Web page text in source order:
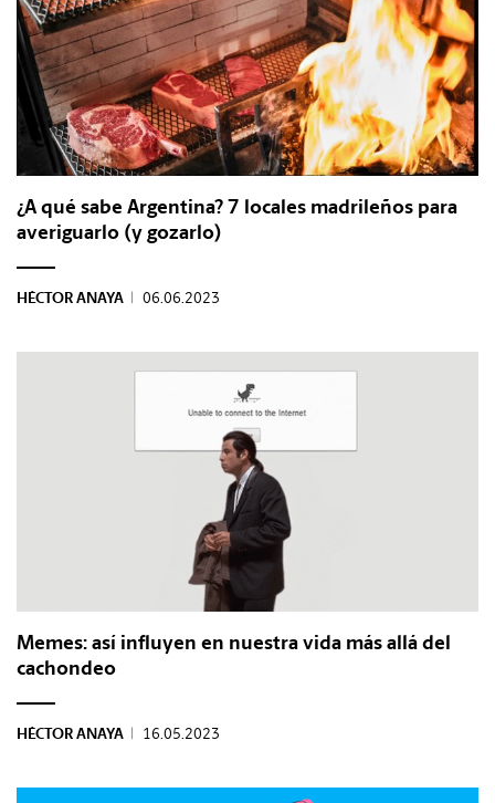
¿A qué sabe Argentina? 7 locales madrileños para
averiguarlo (y gozarlo)
HÉCTOR ANAYA | 06.06.2023
Memes: así influyen en nuestra vida más allá del
cachondeo
HÉCTOR ANAYA | 16.05.2023